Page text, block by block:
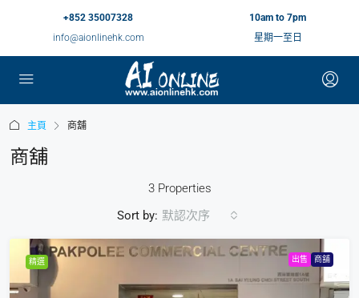
+852 35007328
info@aionlinehk.com
10am to 7pm
星期一至日
主頁 商舖
商舖
3 Properties
Sort by: 默認次序
精選 出售 商舖